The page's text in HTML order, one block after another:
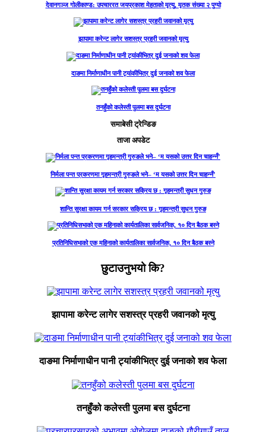
देवानगञ्ज गोलीकाण्ड: उपचाररत जयप्रकाश मेहताको मृत्यु, मृतक संख्या २ पुग्यो
झापामा करेन्ट लागेर सशस्त्र प्रहरी जवानको मृत्यु
दाङमा निर्माणाधीन पानी ट्यांकीभित्र दुई जनाको शव फेला
तनहुँको कलेस्ती पुलमा बस दुर्घटना
समाबेसी ट्रेन्डिङ
ताजा अपडेट
निर्मला पन्त प्रकरणमा गृहमन्त्री गुरुङले भने– ‘म यसको उत्तर दिन चाहन्नँ’
शान्ति सुरक्षा कायम गर्न सरकार सक्रिय छ : गृहमन्त्री सुधन गुरुङ
प्रतिनिधिसभाको एक महिनाको कार्यतालिका सार्वजनिक, १० दिन बैठक बस्ने
छुटाउनुभयो कि?
झापामा करेन्ट लागेर सशस्त्र प्रहरी जवानको मृत्यु
दाङमा निर्माणाधीन पानी ट्यांकीभित्र दुई जनाको शव फेला
तनहुँको कलेस्ती पुलमा बस दुर्घटना